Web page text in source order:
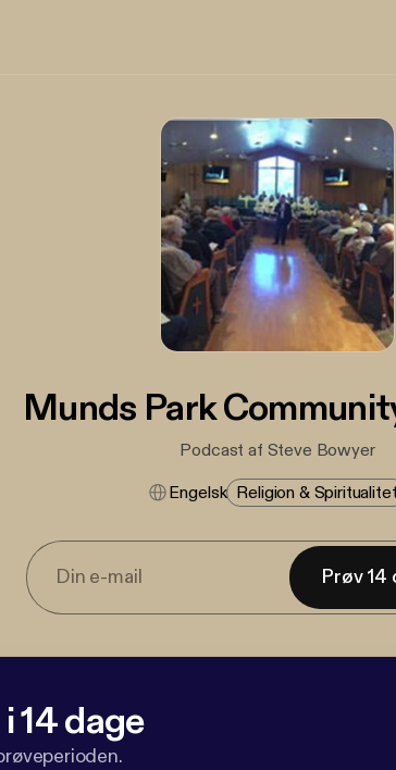
Munds Park
Podcast af Steve Bowyer
Engelsk Religion & Spiritualitet
Prøv 14
14 dage